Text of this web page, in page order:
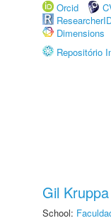
Orcid
Dimensions
Repositório
Gil
School: